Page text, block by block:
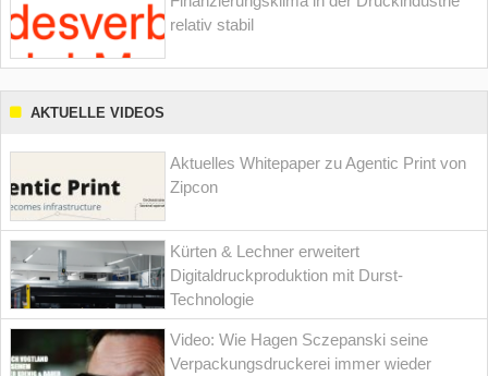
relativ stabil
AKTUELLE VIDEOS
Aktuelles Whitepaper zu Agentic Print von
Zipcon
Kürten & Lechner erweitert
Digitaldruckproduktion mit Durst-
Technologie
Video: Wie Hagen Sczepanski seine
Verpackungsdruckerei immer wieder